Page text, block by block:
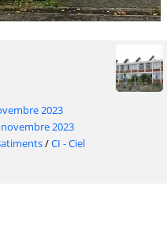
2023
2023
/CI - Ciel